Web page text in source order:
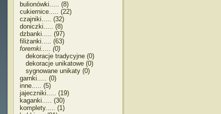
bulionówki..... (8)
cukiernice..... (22)
czajniki..... (32)
doniczki..... (8)
dzbanki..... (97)
filiżanki..... (63)
foremki..... (0)
dekoracje tradycyjne (0)
dekoracje unikatowe (0)
sygnowane unikaty (0)
garnki..... (0)
inne..... (5)
jajeczniki..... (19)
kaganki..... (30)
komplety..... (1)